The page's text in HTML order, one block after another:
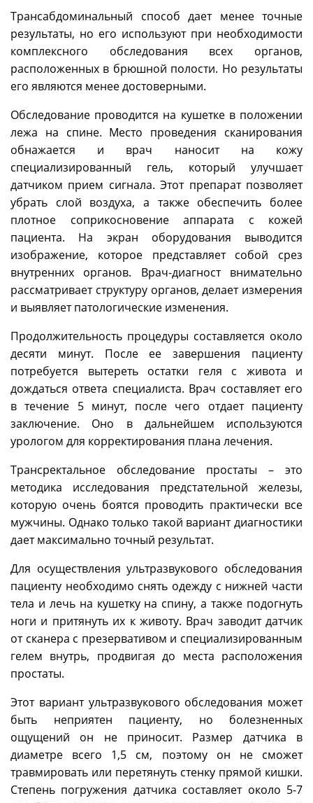
Трансабдоминальный способ дает менее точные
результаты, но его используют при необходимости
комплексного обследования всех органов,
расположенных в брюшной полости. Но результаты
его являются менее достоверными.
Обследование проводится на кушетке в положении
лежа на спине. Место проведения сканирования
обнажается и врач наносит на кожу
специализированный гель, который улучшает
датчиком прием сигнала. Этот препарат позволяет
убрать слой воздуха, а также обеспечить более
плотное соприкосновение аппарата с кожей
пациента. На экран оборудования выводится
изображение, которое представляет собой срез
внутренних органов. Врач-диагност внимательно
рассматривает структуру органов, делает измерения
и выявляет патологические изменения.
Продолжительность процедуры составляется около
десяти минут. После ее завершения пациенту
потребуется вытереть остатки геля с живота и
дождаться ответа специалиста. Врач составляет его
в течение 5 минут, после чего отдает пациенту
заключение. Оно в дальнейшем используются
урологом для корректирования плана лечения.
Трансректальное обследование простаты – это
методика исследования предстательной железы,
которую очень боятся проводить практически все
мужчины. Однако только такой вариант диагностики
дает максимально точный результат.
Для осуществления ультразвукового обследования
пациенту необходимо снять одежду с нижней части
тела и лечь на кушетку на спину, а также подогнуть
ноги и притянуть их к животу. Врач заводит датчик
от сканера с презервативом и специализированным
гелем внутрь, продвигая до места расположения
простаты.
Этот вариант ультразвукового обследования может
быть неприятен пациенту, но болезненных
ощущений он не приносит. Размер датчика в
диаметре всего 1,5 см, поэтому он не сможет
травмировать или перетянуть стенку прямой кишки.
Степень погружения датчика составляет около 5-7